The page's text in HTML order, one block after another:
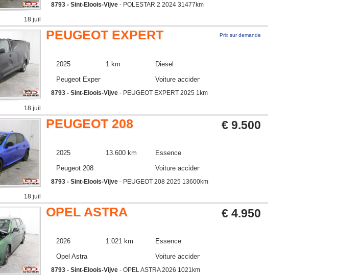
18 juil
8793 - Sint-Eloois-Vijve - POLESTAR 2 2024 31477km
18 juil
PEUGEOT EXPERT Prix sur demande
2025 1 km
Diesel
Peugeot Expert
Voiture accidentée
8793 - Sint-Eloois-Vijve - PEUGEOT EXPERT 2025 1km
18 juil
PEUGEOT 208 € 9.500
2025 13.600 km
Essence
Peugeot 208
Voiture accidentée
8793 - Sint-Eloois-Vijve - PEUGEOT 208 2025 13600km
OPEL ASTRA € 4.950
2026 1.021 km
Essence
Opel Astra
Voiture accidentée
8793 - Sint-Eloois-Vijve - OPEL ASTRA 2026 1021km